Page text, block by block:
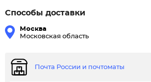
Способы доставки
Москва
Московская область
Почта России и почтоматы